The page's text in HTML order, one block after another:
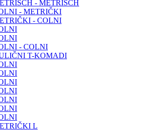
- METRISCH
- METRIČKI
- COLNI
- COLNI
T-KOMADI
L